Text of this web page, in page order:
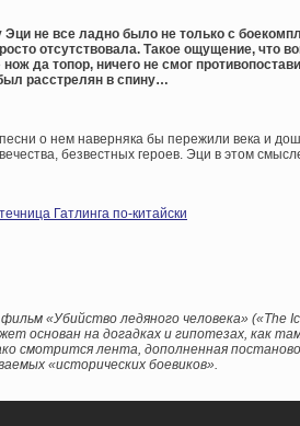
Эци не все ладно было не только с
отсутствовала. Такое ощущение, что
да топор, ничего не смог
расстрелян в спину…
о нем наверняка бы пережили века и
безвестных героев. Эци в этом
Гатлинга по-китайски
«Убийство ледяного человека» («The
основан на догадках и гипотезах, как
смотрится лента, дополненная
«исторических боевиков».